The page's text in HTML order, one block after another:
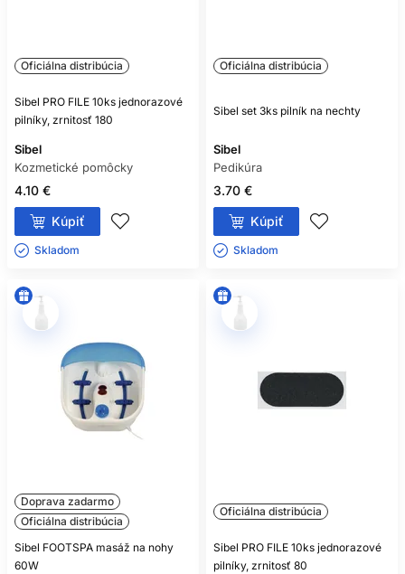
Oficiálna distribúcia
Sibel PRO FILE 10ks jednorazové
pilníky, zrnitosť 180
Sibel
Kozmetické pomôcky
4.10 €
Kúpiť
Skladom ㅤ
Oficiálna distribúcia
Sibel set 3ks pilník na nechty
Sibel
Pedikúra
3.70 €
Kúpiť
Skladom ㅤ
Doprava zadarmo
Oficiálna distribúcia
Sibel FOOTSPA masáž na nohy
60W
Oficiálna distribúcia
Sibel PRO FILE 10ks jednorazové
pilníky, zrnitosť 80